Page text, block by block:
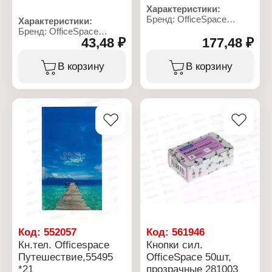
Характеристики:
Бренд: OfficeSpace
Артикул: 340559
Тип товара: Домовая
Формат: А4
Материал блока: офсет
Крепление: на скобе
Плотность бумаги: 55 г/
Плотность обложки: 220-
250 г/кв.м
Ориентация:
вертикальная
Утвержденная форма:
форма №11
43,48 ₽
В корзину
Характеристики:
Бренд: OfficeSpace
Тип товара: Записная
Вариация: телефонная
Формат: А5
Количество листов: 80 л
Материал блока: офсет
Тип скрепления: твердый
переплет
Эффекты обложки:
выборочный УФ-лак
Особенность:
177,48 ₽
В корзину
Код: 552057
Кн.тел. Officespace
Путешествие,55495
*21
Код:561946
Кнопки сил.
OfficeSpace 50шт,
прозрачные 281003